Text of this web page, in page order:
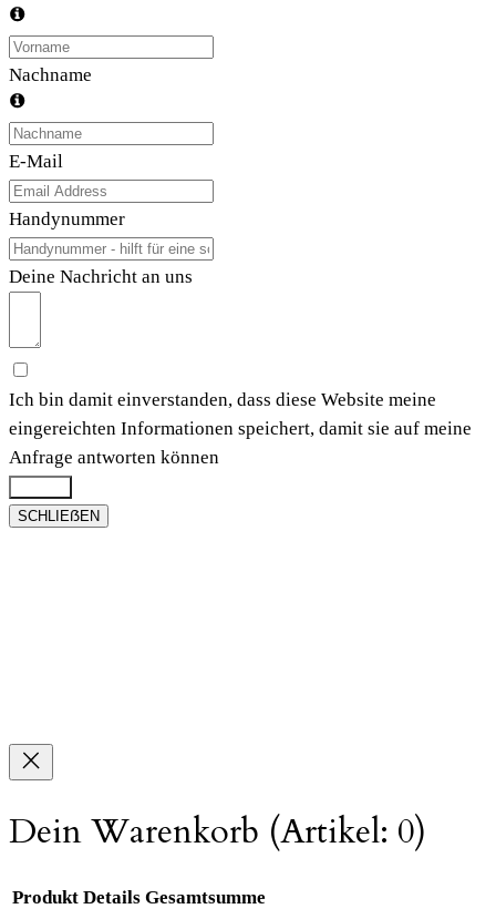
Nachname
E-Mail
Handynummer
Deine Nachricht an uns
Ich bin damit einverstanden, dass diese Website meine
eingereichten Informationen speichert, damit sie auf meine
Anfrage antworten können
SCHLIEẞEN
Dein Warenkorb (Artikel: 0)
Produkt Details Gesamtsumme